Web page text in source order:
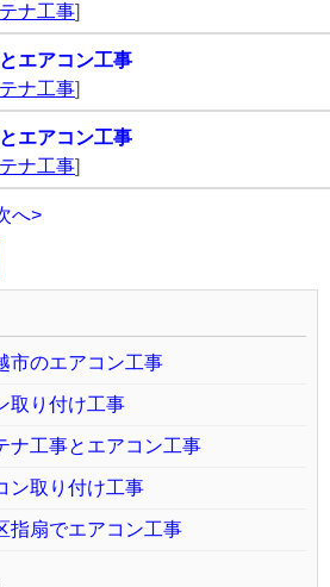
ナ工事]
エアコン工事
ナ工事]
エアコン工事
ナ工事]
へ>
市のエアコン工事
取り付け工事
ナ工事とエアコン工事
ン取り付け工事
指扇でエアコン工事